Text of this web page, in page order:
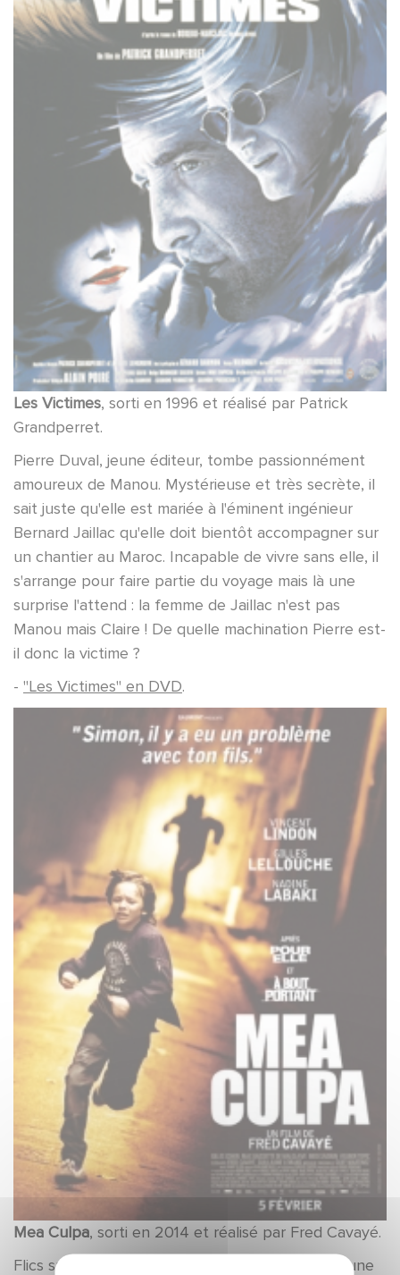
Les Victimes, sorti en 1996 et réalisé par Patrick
Grandperret.
Pierre Duval, jeune éditeur, tombe passionnément
amoureux de Manou. Mystérieuse et très secrète, il
sait juste qu'elle est mariée à l'éminent ingénieur
Bernard Jaillac qu'elle doit bientôt accompagner sur
un chantier au Maroc. Incapable de vivre sans elle, il
s'arrange pour faire partie du voyage mais là une
surprise l'attend : la femme de Jaillac n'est pas
Manou mais Claire ! De quelle machination Pierre est-
il donc la victime ?
- "Les Victimes" en DVD.
Mea Culpa, sorti en 2014 et réalisé par Fred Cavayé.
Flics sur Toulon, Simon et Franck fêtent la fin d'une